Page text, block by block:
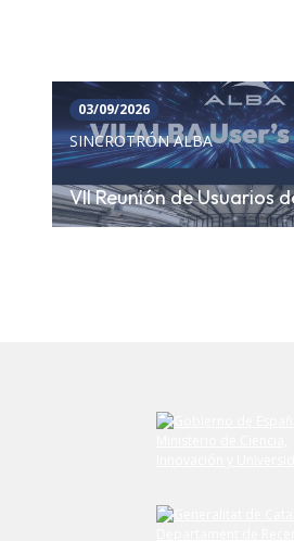
03/09/2026
SINCROTRÓN ALBA
VII Reunión de Usuarios